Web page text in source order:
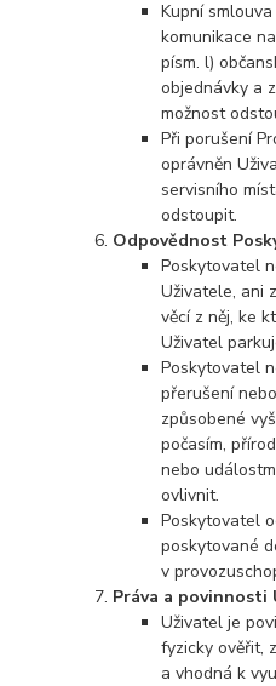
Kupní
komunikace
písm. l)
objednávky a
možnost
Při porušení
oprávněn
servisního
odstoupit.
Odpovědnost
Poskytovatel
Uživatele, ani
věcí z něj, ke
Uživatel
Poskytovatel
přerušení
způsobené
počasím,
nebo
ovlivnit.
Poskytovatel
poskytované
v
Práva a povinnosti
Uživatel je
fyzicky ověřit,
a vhodná k